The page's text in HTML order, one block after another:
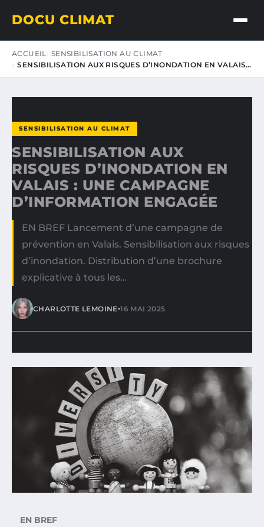
DOCU CLIMAT
ACCUEIL SENSIBILISATION AU CLIMAT
SENSIBILISATION AUX RISQUES D’INONDATION EN VALAIS…
SENSIBILISATION AU CLIMAT
SENSIBILISATION AUX
RISQUES D’INONDATION EN
VALAIS : UNE CAMPAGNE
D’INFORMATION ENGAGÉE
EN BREF Lancement d’une campagne de
prévention en Valais. Sensibilisation aux risques
d’inondation. Distribution d’une brochure
explicative à tous les…
CHARLOTTE LEMOINE•16 MAI 2025
EN BREF